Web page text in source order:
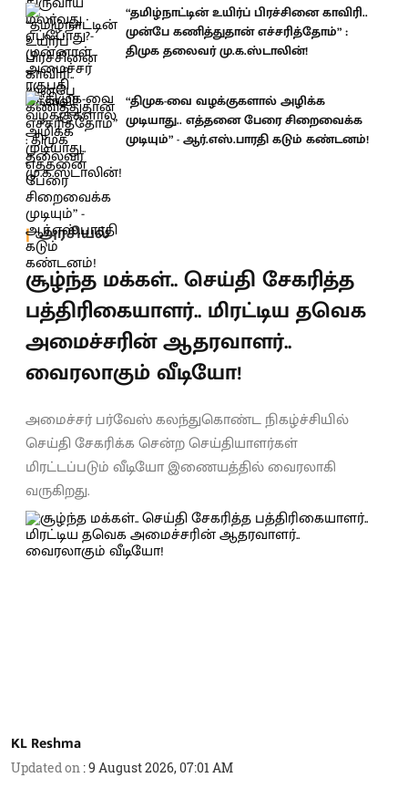
“தமிழ்நாட்டின் உயிர்ப் பிரச்சினை காவிரி..
முன்பே கணித்துதான் எச்சரித்தோம்” :
திமுக தலைவர் மு.க.ஸ்டாலின்!
“திமுக-வை வழக்குகளால் அழிக்க
முடியாது.. எத்தனை பேரை சிறைவைக்க
முடியும்” - ஆர்.எஸ்.பாரதி கடும் கண்டனம்!
அரசியல்
சூழ்ந்த மக்கள்.. செய்தி சேகரித்த
பத்திரிகையாளர்.. மிரட்டிய தவெக
அமைச்சரின் ஆதரவாளர்..
வைரலாகும் வீடியோ!
அமைச்சர் பர்வேஸ் கலந்துகொண்ட நிகழ்ச்சியில்
செய்தி சேகரிக்க சென்ற செய்தியாளர்கள்
மிரட்டப்படும் வீடியோ இணையத்தில் வைரலாகி
வருகிறது.
KL Reshma
Updated on :9 August 2026, 07:01 AM